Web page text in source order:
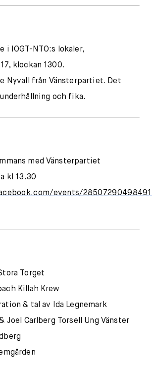
i IOGT-NTO:s lokaler,
klockan 1300.
Nyvall från Vänsterpartiet. Det
och fika.
med Vänsterpartiet
kl 13.30
events/
Torget
Killah Krew
& tal av Ida Legnemark
Joel Carlberg Torsell Ung Vänster